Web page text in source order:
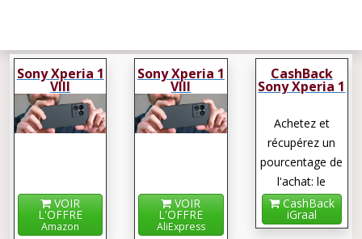
Sony Xperia 1
VIII
VOIR
L'OFFRE
Amazon
Sony Xperia 1
VIII
VOIR
L'OFFRE
AliExpress
CashBack
Sony Xperia 1
VIII
Achetez et
récupérez un
pourcentage de
l'achat: le
cashback !
CashBack
iGraal